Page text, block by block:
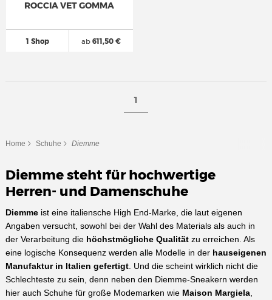
ROCCIA VET GOMMA
1 Shop ab611,50 €
1
Home Schuhe Diemme
Diemme steht für hochwertige
Herren- und Damenschuhe
Diemmeist eine italiensche High End-Marke, die laut eigenen
Angaben versucht, sowohl bei der Wahl des Materials als auch in
der Verarbeitung die höchstmögliche Qualitätzu erreichen. Als
eine logische Konsequenz werden alle Modelle in der hauseigenen
Manufaktur in Italien gefertigt. Und die scheint wirklich nicht die
Schlechteste zu sein, denn neben den Diemme-Sneakern werden
hier auch Schuhe für große Modemarken wie Maison Margiela,